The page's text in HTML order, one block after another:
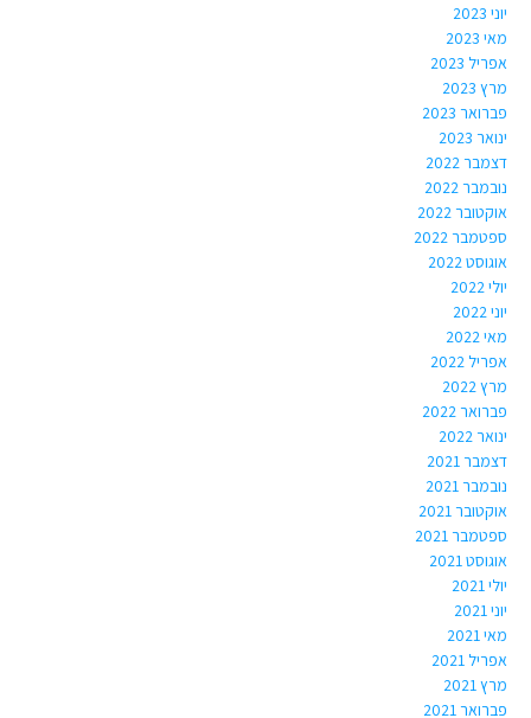
יוני 2023
מאי 2023
אפריל 2023
מרץ 2023
פברואר 2023
ינואר 2023
דצמבר 2022
נובמבר 2022
אוקטובר 2022
ספטמבר 2022
אוגוסט 2022
יולי 2022
יוני 2022
מאי 2022
אפריל 2022
מרץ 2022
פברואר 2022
ינואר 2022
דצמבר 2021
נובמבר 2021
אוקטובר 2021
ספטמבר 2021
אוגוסט 2021
יולי 2021
יוני 2021
מאי 2021
אפריל 2021
מרץ 2021
פברואר 2021